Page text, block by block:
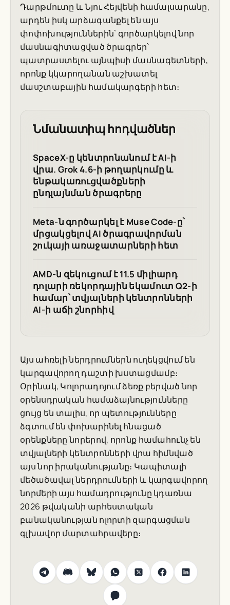
Դարթմուտը և Նյու Հեյվենի համալսարանը,
արդեն իսկ արձագանքել են այս
փոփոխություններին՝ գործարկելով նոր
մասնագիտացված ծրագրեր՝
պատրաստելու այնպիսի մասնագետների,
որոնք կկարողանան աշխատել
մասշտաբային համակարգերի հետ։
Նմանատիպ հոդվածներ
SpaceX-ը կենտրոնանում է AI-ի
վրա. Grok 4.6-ի թողարկումը և
ենթակառուցվածքների
ընդլայնման ծրագրերը
Meta-ն գործարկել է Muse Code-ը՝
մրցակցելով AI ծրագրավորման
շուկայի առաջատարների հետ
AMD-ն զեկուցում է 11.5 միլիարդ
դոլարի ռեկորդային եկամուտ Q2-ի
համար՝ տվյալների կենտրոնների
AI-ի աճի շնորհիվ
Այս ահռելի ներդրումներն ուղեկցվում են
կարգավորող դաշտի խստացմամբ։
Օրինակ, Կոլորադոյում ձեռք բերված նոր
օրենսդրական համաձայնությունները
ցույց են տալիս, որ պետությունները
ձգտում են փոխարինել հնացած
օրենքները նորերով, որոնք համահունչ են
տվյալների կենտրոնների վրա հիմնված
այս նոր իրականությանը։ Կապիտալի
մեծածավալ ներդրումների և կարգավորող
նորմերի այս համադրությունը կդառնա
2026 թվականի արհեստական
բանականության ոլորտի զարգացման
գլխավոր մարտահրավերը։